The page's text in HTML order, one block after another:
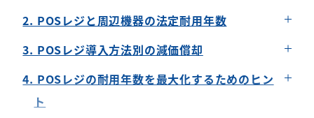
固定資産
2. POSレジと周辺機器の法定耐用年数
POSレジ本体の法定耐用年数
3. POSレジ導入方法別の減価償却
購入した場合の減価償却
4. POSレジの耐用年数を最大化するためのヒン
ト